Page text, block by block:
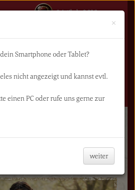
0 Artikel - 0,00€
×
Smartphone oder Tablet?
nicht angezeigt und kannst evtl.
einen PC oder rufe uns gerne zur
weiter